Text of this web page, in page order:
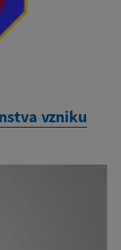
vzniku